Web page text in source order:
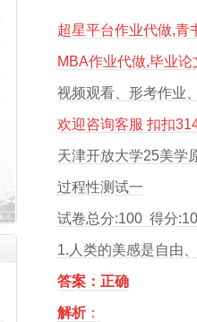
超星平台作业代做,青
MBA作业代做,毕业论
视频观看、形考作业
欢迎咨询客服 扣扣
天津开放大学25美学
过程性测试一
试卷总分:100 得分
1.人类的美感是自由
答案：正确
解析：